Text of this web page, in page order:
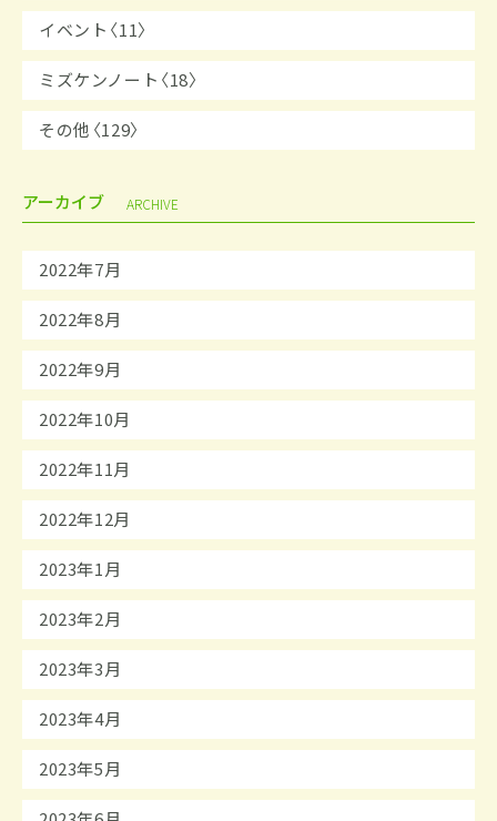
イベント〈11〉
ミズケンノート〈18〉
その他〈129〉
アーカイブ ARCHIVE
2022年7月
2022年8月
2022年9月
2022年10月
2022年11月
2022年12月
2023年1月
2023年2月
2023年3月
2023年4月
2023年5月